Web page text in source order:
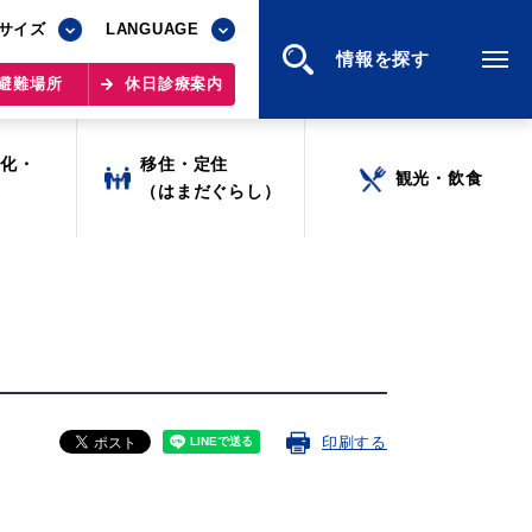
イズ LANGUAGE
難場所 休日診療案内
情報を探す
イズ LANGUAGE
難場所 休日診療案内
情報を探す
・
移住・定住
（はまだぐらし）
観光・飲食
・
移住・定住
（はまだぐらし）
観光・飲食
印刷する